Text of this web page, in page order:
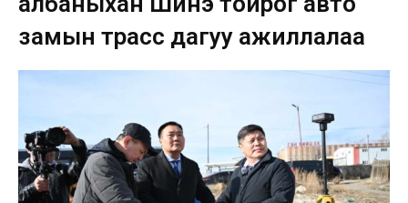
замын трасс дагуу ажиллалаа